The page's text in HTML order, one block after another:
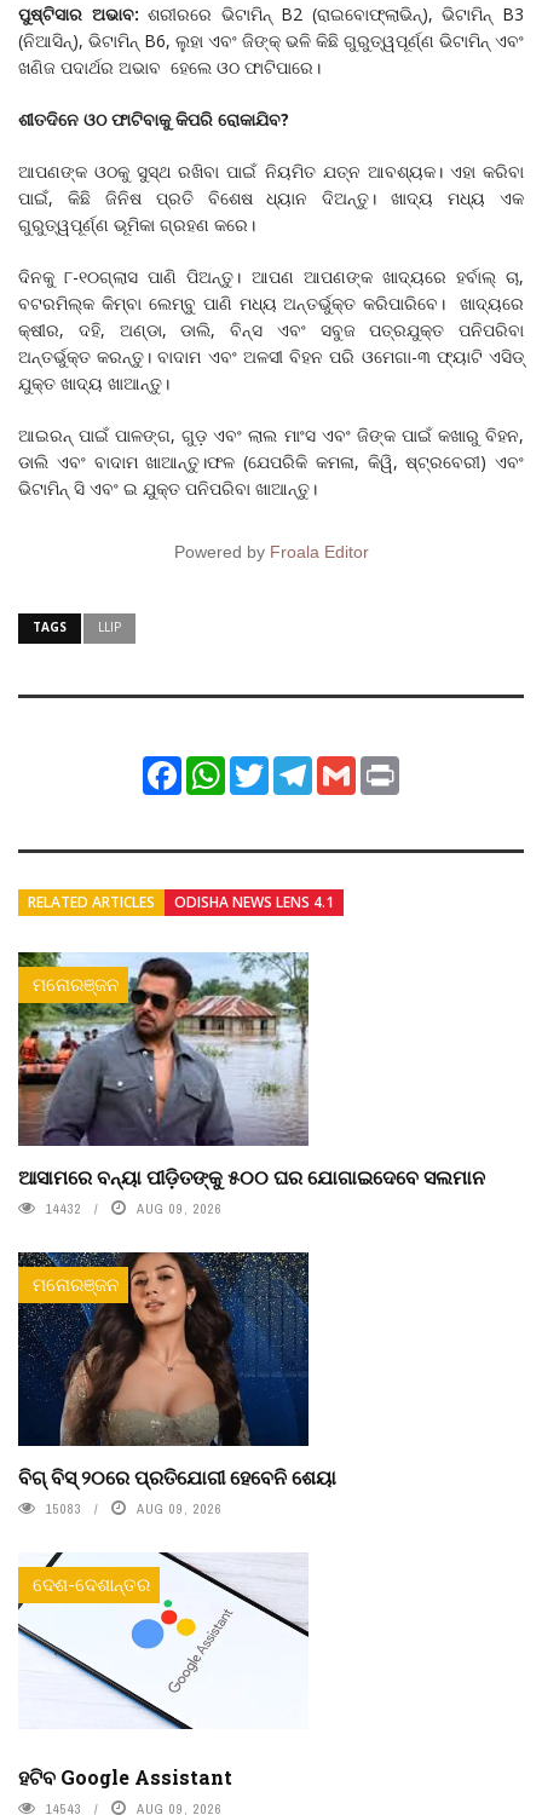
ପୁଷ୍ଟିସାର ଅଭାବ: ଶରୀରରେ ଭିଟାମିନ୍ B2 (ରାଇବୋଫ୍ଲାଭିନ୍), ଭିଟାମିନ୍ B3
(ନିଆସିନ୍), ଭିଟାମିନ୍ B6, ଲୁହା ଏବଂ ଜିଙ୍କ୍ ଭଳି କିଛି ଗୁରୁତ୍ୱପୂର୍ଣ୍ଣ ଭିଟାମିନ୍ ଏବଂ
ଖଣିଜ ପଦାର୍ଥର ଅଭାବ ହେଲେ ଓଠ ଫାଟିପାରେ।
ଶୀତଦିନେ ଓଠ ଫାଟିବାକୁ କିପରି ରୋକାଯିବ?
ଆପଣଙ୍କ ଓଠକୁ ସୁସ୍ଥ ରଖିବା ପାଇଁ ନିୟମିତ ଯତ୍ନ ଆବଶ୍ୟକ। ଏହା କରିବା
ପାଇଁ, କିଛି ଜିନିଷ ପ୍ରତି ବିଶେଷ ଧ୍ୟାନ ଦିଅନ୍ତୁ। ଖାଦ୍ୟ ମଧ୍ୟ ଏକ
ଗୁରୁତ୍ୱପୂର୍ଣ୍ଣ ଭୂମିକା ଗ୍ରହଣ କରେ।
ଦିନକୁ ୮-୧୦ଗ୍ଲାସ ପାଣି ପିଅନ୍ତୁ। ଆପଣ ଆପଣଙ୍କ ଖାଦ୍ୟରେ ହର୍ବାଲ୍ ଚା,
ବଟରମିଲ୍କ କିମ୍ବା ଲେମ୍ବୁ ପାଣି ମଧ୍ୟ ଅନ୍ତର୍ଭୁକ୍ତ କରିପାରିବେ। ଖାଦ୍ୟରେ
କ୍ଷୀର, ଦହି, ଅଣ୍ଡା, ଡାଲି, ବିନ୍ସ ଏବଂ ସବୁଜ ପତ୍ରଯୁକ୍ତ ପନିପରିବା
ଅନ୍ତର୍ଭୁକ୍ତ କରନ୍ତୁ। ବାଦାମ ଏବଂ ଅଳସୀ ବିହନ ପରି ଓମେଗା-୩ ଫ୍ୟାଟି ଏସିଡ୍
ଯୁକ୍ତ ଖାଦ୍ୟ ଖାଆନ୍ତୁ।
ଆଇରନ୍ ପାଇଁ ପାଳଙ୍ଗ, ଗୁଡ଼ ଏବଂ ଲାଲ ମାଂସ ଏବଂ ଜିଙ୍କ ପାଇଁ କଖାରୁ ବିହନ,
ଡାଲି ଏବଂ ବାଦାମ ଖାଆନ୍ତୁ।ଫଳ (ଯେପରିକି କମଳା, କିୱି, ଷ୍ଟ୍ରବେରୀ) ଏବଂ
ଭିଟାମିନ୍‌ ସି ଏବଂ ଇ ଯୁକ୍ତ ପନିପରିବା ଖାଆନ୍ତୁ।
Powered by Froala Editor
TAGS LLIP
FacebookWhatsApp
TwitterTelegram
Gmail
RELATED ARTICLES ODISHA NEWS LENS 4.1
ମନୋରଞ୍ଜନ
ଆସାମରେ ବନ୍ୟା ପୀଡ଼ିତଙ୍କୁ ୫୦୦ ଘର ଯୋଗାଇଦେବେ ସଲମାନ
14432 AUG 09, 2026
ମନୋରଞ୍ଜନ
ବିଗ୍ ବିସ୍ ୨୦ରେ ପ୍ରତିଯୋଗୀ ହେବେନି ଶେୟା
15083 AUG 09, 2026
ଦେଶ-ଦେଶାନ୍ତର
ହଟିବ Google Assistant
14543 AUG 09, 2026